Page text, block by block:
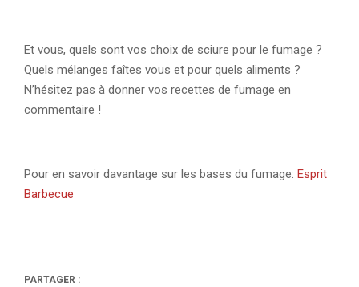
Et vous, quels sont vos choix de sciure pour le fumage ?
Quels mélanges faîtes vous et pour quels aliments ?
N’hésitez pas à donner vos recettes de fumage en
commentaire !
Pour en savoir davantage sur les bases du fumage: Esprit
Barbecue
PARTAGER :